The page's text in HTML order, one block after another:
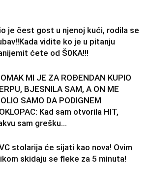
je čest gost u njenoj kući, rodila se
vidite ko je u pitanju
ćete od Š0KA!!!
MI JE ZA ROĐENDAN KUPIO
BJESNILA SAM, A ON ME
SAMO DA PODIGNEM
Kad sam otvorila HIT,
sam grešku...
stolarija će sijati kao nova! Ovim
skidaju se fleke za 5 minuta!